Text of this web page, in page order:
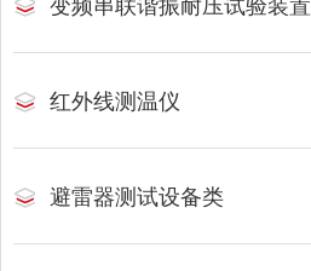
变频串联谐振耐压试验装置
红外线测温仪
避雷器测试设备类